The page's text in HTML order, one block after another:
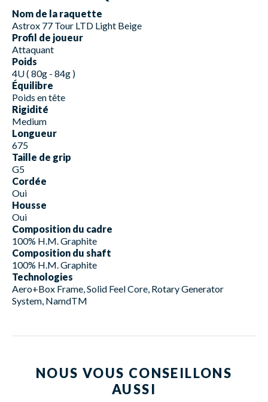
Nom de la raquette
Astrox 77 Tour LTD Light Beige
Profil de joueur
Attaquant
Poids
4U ( 80g - 84g )
Équilibre
Poids en tête
Rigidité
Medium
Longueur
675
Taille de grip
G5
Cordée
Oui
Housse
Oui
Composition du cadre
100% H.M. Graphite
Composition du shaft
100% H.M. Graphite
Technologies
Aero+Box Frame, Solid Feel Core, Rotary Generator
System, NamdTM
NOUS VOUS CONSEILLONS
AUSSI